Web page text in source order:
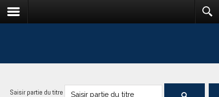
Saisir partie du titre